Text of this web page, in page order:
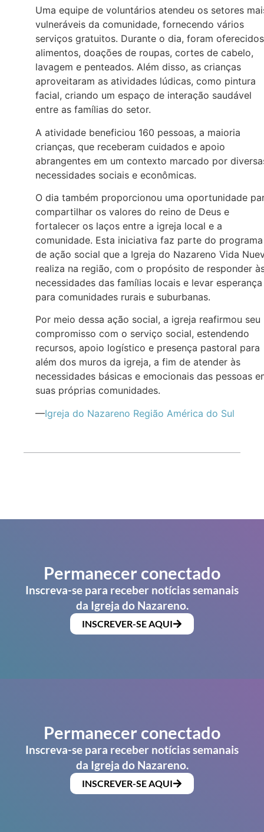
Uma equipe de voluntários atendeu os setores
vulneráveis da comunidade, fornecendo vários
serviços gratuitos. Durante o dia, foram oferecidos
alimentos, doações de roupas, cortes de cabelo,
lavagem e penteados. Além disso, as crianças
aproveitaram as atividades lúdicas, como pintura
facial, criando um espaço de interação saudável
entre as famílias do setor.
A atividade beneficiou 160 pessoas, a maioria
crianças, que receberam cuidados e apoio
abrangentes em um contexto marcado por
necessidades sociais e econômicas.
O dia também proporcionou uma oportunidade
compartilhar os valores do reino de Deus e
fortalecer os laços entre a igreja local e a
comunidade. Esta iniciativa faz parte do programa
de ação social que a Igreja do Nazareno Vida
realiza na região, com o propósito de responder
necessidades das famílias locais e levar esperança
para comunidades rurais e suburbanas.
Por meio dessa ação social, a igreja reafirmou seu
compromisso com o serviço social, estendendo
recursos, apoio logístico e presença pastoral para
além dos muros da igreja, a fim de atender às
necessidades básicas e emocionais das pessoas
suas próprias comunidades.
—Igreja do Nazareno Região América do Sul
Permanecer conectado
Inscreva-se para receber notícias semanais
da Igreja do Nazareno.
INSCREVER-SE AQUI
Permanecer conectado
Inscreva-se para receber notícias semanais
da Igreja do Nazareno.
INSCREVER-SE AQUI